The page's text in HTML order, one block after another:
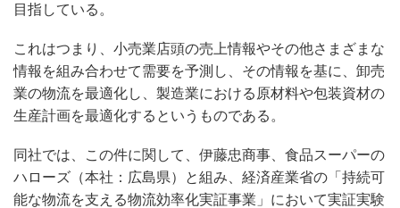
目指している。
これはつまり、小売業店頭の売上情報やその他さまざまな
情報を組み合わせて需要を予測し、その情報を基に、卸売
業の物流を最適化し、製造業における原材料や包装資材の
生産計画を最適化するというものである。
同社では、この件に関して、伊藤忠商事、食品スーパーの
ハローズ（本社：広島県）と組み、経済産業省の「持続可
能な物流を支える物流効率化実証事業」において実証実験